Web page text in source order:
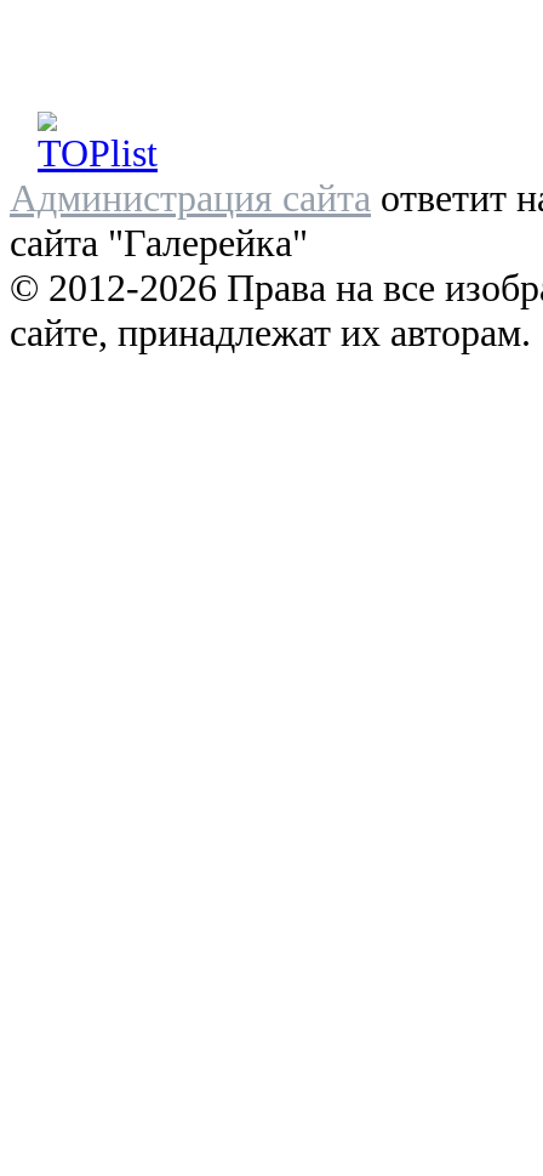
Администрация сайта ответит
сайта "Галерейка"
© 2012-2026 Права на все
сайте, принадлежат их авторам.